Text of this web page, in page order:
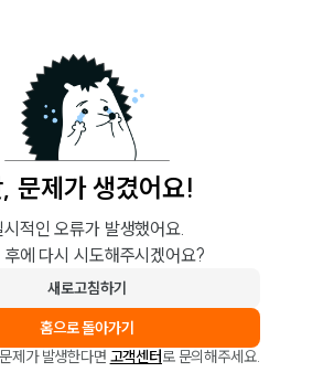
문제가 생겼어요!
시적인 오류가 발생했어요.
후에 다시 시도해주시겠어요?
새로고침하기
홈으로 돌아가기
제가 발생한다면 고객센터로 문의해주세요.